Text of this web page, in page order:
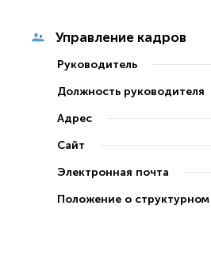
Управление кадров
Руководитель
Должность руководителя
Адрес
Сайт
Электронная почта
Положение о